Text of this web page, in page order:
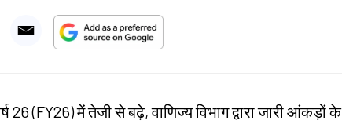
26 (FY26) में तेजी से बढ़े, वाणिज्य विभाग द्वारा जारी आंकड़ों के